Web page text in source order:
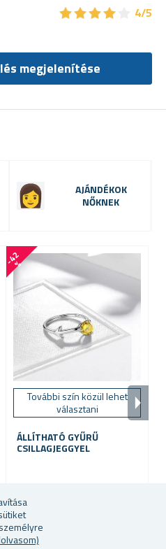
AJÁNDÉKOK
NŐKNEK
-
4
2
%
További szín közül lehet
választani
ÁLLÍTHATÓ GYŰRŰ
CSILLAGJEGGYEL
608 Ft
raktáron
★★★★
★★★★ 4/5
megjelenítése